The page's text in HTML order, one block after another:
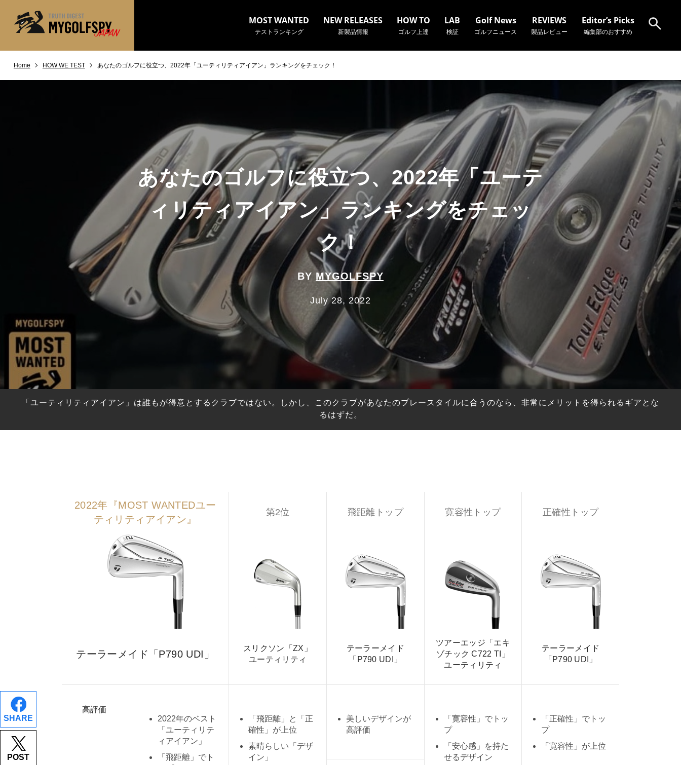
MOST WANTED
テストランキング
NEW RELEASES
新製品情報
HOW TO
ゴルフ上達
LAB
検証
Golf News
ゴルフニュース
REVIEWS
製品レビュー
Editor’s Picks
編集部のおすすめ
Home HOW WE TEST あなたのゴルフに役立つ、2022年「ユーティリティアイアン」ランキングをチェック！
SHARE
POST
あなたのゴルフに役立つ、2022年「ユーテ
ィリティアイアン」ランキングをチェッ
ク！
BY MYGOLFSPY
July 28, 2022
「ユーティリティアイアン」は誰もが得意とするクラブではない。しかし、このクラブがあなたのプレースタイルに合うのなら、非常にメリットを得られるギアとな
るはずだ。
2022年『MOST WANTEDユー
ティリティアイアン』
テーラーメイド「P790 UDI」
高評価
2022年のベスト
「ユーティリテ
ィアイアン」
「飛距離」でト
第2位
スリクソン「ZX」
ユーティリティ
「飛距離」と「正
確性」が上位
素晴らしい「デザ
イン」
飛距離トップ
テーラーメイド
「P790 UDI」
美しいデザインが
高評価
寛容性トップ
ツアーエッジ「エキ
ゾチック C722 TI」
ユーティリティ
「寛容性」でトッ
プ
「安心感」を持た
せるデザイン
正確性トップ
テーラーメイド
「P790 UDI」
「正確性」でトッ
プ
「寛容性」が上位
MOST WANTED
FAIRWAY WOODS フェアウェイウッド
ハイブリッド
アイアン
OTHER その他
Editor’s Picks
Our Team
Our Mission 私たちの使命